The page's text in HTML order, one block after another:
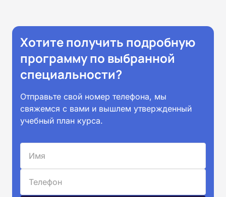
Хотите получить подробную
программу по выбранной
специальности?
Отправьте свой номер телефона, мы
свяжемся с вами и вышлем утвержденный
учебный план курса.